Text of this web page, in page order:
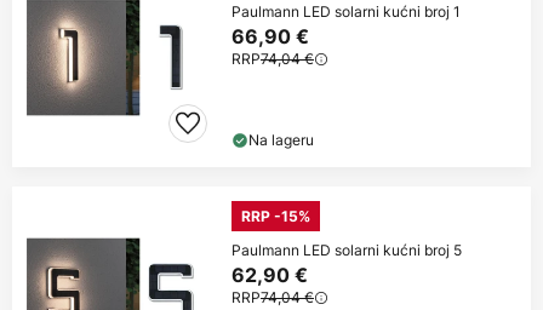
Paulmann LED solarni kućni broj 1
66,90 €
RRP74,04 €
Na lageru
RRP -15%
Paulmann LED solarni kućni broj 5
62,90 €
RRP74,04 €